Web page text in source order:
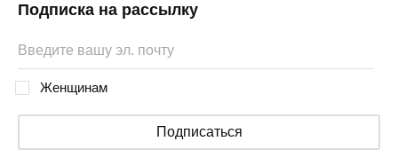
Подписка на рассылку
Женщинам
Подписаться